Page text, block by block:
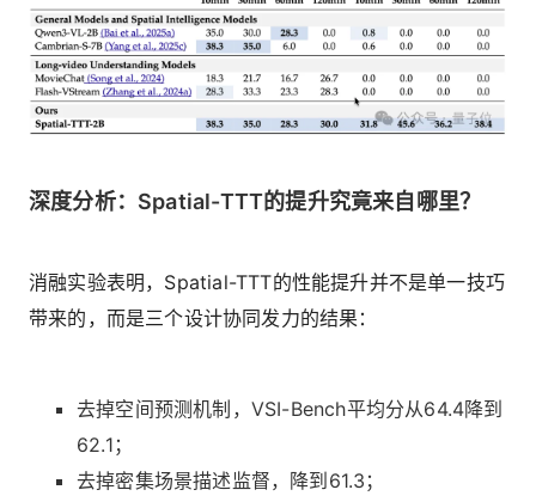
深度分析：Spatial-TTT的提升究竟来自哪里？
消融实验表明，Spatial-TTT的性能提升并不是单一技巧
带来的，而是三个设计协同发力的结果：
去掉空间预测机制，VSI-Bench平均分从64.4降到
62.1；
去掉密集场景描述监督，降到61.3；